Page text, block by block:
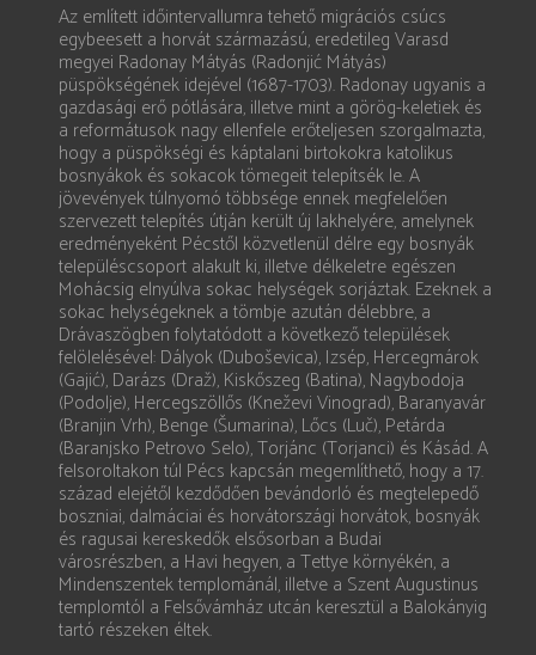
Az említett időintervallumra tehető migrációs csúcs
egybeesett a horvát származású, eredetileg Varasd
megyei Radonay Mátyás (Radonjić Mátyás)
püspökségének idejével (1687-1703). Radonay ugyanis a
gazdasági erő pótlására, illetve mint a görög-keletiek és
a reformátusok nagy ellenfele erőteljesen szorgalmazta,
hogy a püspökségi és káptalani birtokokra katolikus
bosnyákok és sokacok tömegeit telepítsék le. A
jövevények túlnyomó többsége ennek megfelelően
szervezett telepítés útján került új lakhelyére, amelynek
eredményeként Pécstől közvetlenül délre egy bosnyák
településcsoport alakult ki, illetve délkeletre egészen
Mohácsig elnyúlva sokac helységek sorjáztak. Ezeknek a
sokac helységeknek a tömbje azután délebbre, a
Drávaszögben folytatódott a következő települések
felölelésével: Dályok (Duboševica), Izsép, Hercegmárok
(Gajić), Darázs (Draž), Kiskőszeg (Batina), Nagybodoja
(Podolje), Hercegszöllős (Kneževi Vinograd), Baranyavár
(Branjin Vrh), Benge (Šumarina), Lőcs (Luč), Petárda
(Baranjsko Petrovo Selo), Torjánc (Torjanci) és Kásád. A
felsoroltakon túl Pécs kapcsán megemlíthető, hogy a 17.
század elejétől kezdődően bevándorló és megtelepedő
boszniai, dalmáciai és horvátországi horvátok, bosnyák
és ragusai kereskedők elsősorban a Budai
városrészben, a Havi hegyen, a Tettye környékén, a
Mindenszentek templománál, illetve a Szent Augustinus
templomtól a Felsővámház utcán keresztül a Balokányig
tartó részeken éltek.